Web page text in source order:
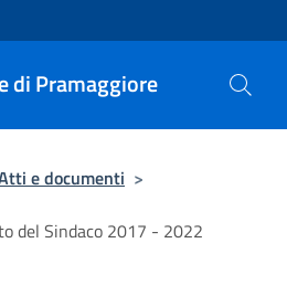
di Pramaggiore
e documenti >
del Sindaco 2017 - 2022